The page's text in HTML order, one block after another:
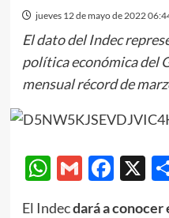
jueves 12 de mayo de 2022
El dato del Indec
política económica del
mensual récord de
WhatsApp
GmailX
El Indecdará a conocer